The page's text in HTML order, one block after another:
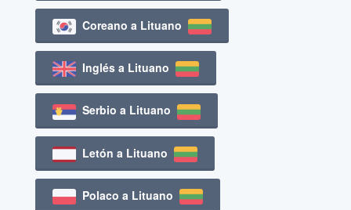
Coreano a Lituano
Inglés a Lituano
Serbio a Lituano
Letón a Lituano
Polaco a Lituano